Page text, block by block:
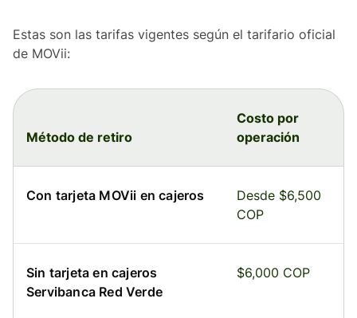
Estas son las tarifas vigentes según el tarifario oficial
de MOVii:
Método de retiro
Costo por
operación
Con tarjeta MOVii en cajeros
Desde $6,500
COP
Sin tarjeta en cajeros
Servibanca Red Verde
$6,000 COP